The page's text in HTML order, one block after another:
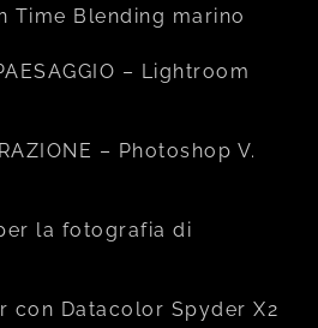
Time Blending marino
– Lightroom
– Photoshop V.
per la fotografia di
con Datacolor Spyder X2